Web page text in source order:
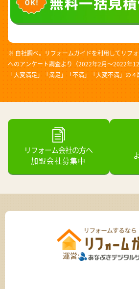
※ 自社調べ。リフォームガイドを利用してリフ
へのアンケート調査より（2022年2月～2022年
「大変満足」「満足」「不満」「大変不満」の４
リフォーム会社の方へ
加盟会社募集中
運営: